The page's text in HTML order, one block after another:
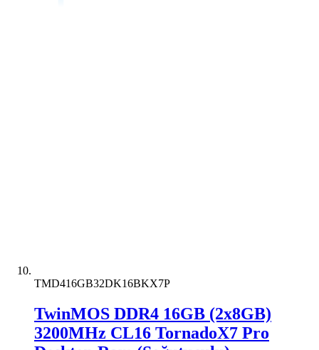
TMD416GB32DK16BKX7P
TwinMOS DDR4 16GB (2x8GB)
3200MHz CL16 TornadoX7 Pro